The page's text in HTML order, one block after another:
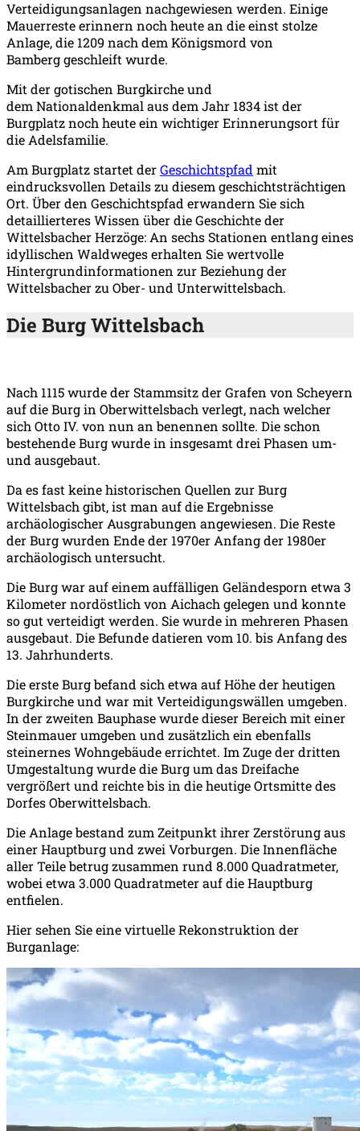
Verteidigungsanlagen nachgewiesen werden. Einige
Mauerreste erinnern noch heute an die einst stolze
Anlage, die 1209 nach dem Königsmord von
Bamberg geschleift wurde.
Mit der gotischen Burgkirche und
dem Nationaldenkmal aus dem Jahr 1834 ist der
Burgplatz noch heute ein wichtiger Erinnerungsort für
die Adelsfamilie.
Am Burgplatz startet derGeschichtspfad mit
eindrucksvollen Details zu diesem geschichtsträchtigen
Ort. Über den Geschichtspfad erwandern Sie sich
detaillierteres Wissen über die Geschichte der
Wittelsbacher Herzöge: An sechs Stationen entlang eines
idyllischen Waldweges erhalten Sie wertvolle
Hintergrundinformationen zur Beziehung der
Wittelsbacher zu Ober- und Unterwittelsbach.
Die Burg Wittelsbach
Nach 1115 wurde der Stammsitz der Grafen von Scheyern
auf die Burg in Oberwittelsbach verlegt, nach welcher
sich Otto IV. von nun an benennen sollte. Die schon
bestehende Burg wurde in insgesamt drei Phasen um-
und ausgebaut.
Da es fast keine historischen Quellen zur Burg
Wittelsbach gibt, ist man auf die Ergebnisse
archäologischer Ausgrabungen angewiesen. Die Reste
der Burg wurden Ende der 1970er Anfang der 1980er
archäologisch untersucht.
Die Burg war auf einem auffälligen Geländesporn etwa 3
Kilometer nordöstlich von Aichach gelegen und konnte
so gut verteidigt werden. Sie wurde in mehreren Phasen
ausgebaut. Die Befunde datieren vom 10. bis Anfang des
13. Jahrhunderts.
Die erste Burg befand sich etwa auf Höhe der heutigen
Burgkirche und war mit Verteidigungswällen umgeben.
In der zweiten Bauphase wurde dieser Bereich mit einer
Steinmauer umgeben und zusätzlich ein ebenfalls
steinernes Wohngebäude errichtet. Im Zuge der dritten
Umgestaltung wurde die Burg um das Dreifache
vergrößert und reichte bis in die heutige Ortsmitte des
Dorfes Oberwittelsbach.
Die Anlage bestand zum Zeitpunkt ihrer Zerstörung aus
einer Hauptburg und zwei Vorburgen. Die Innenfläche
aller Teile betrug zusammen rund 8.000 Quadratmeter,
wobei etwa 3.000 Quadratmeter auf die Hauptburg
entfielen.
Hier sehen Sie eine virtuelle Rekonstruktion der
Burganlage: